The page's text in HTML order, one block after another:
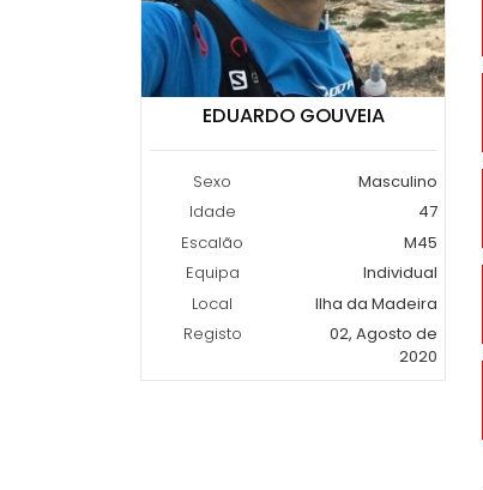
EDUARDO GOUVEIA
Sexo
Masculino
Idade
47
Escalão
M45
Equipa
Individual
Local
Ilha da Madeira
Registo
02, Agosto de
2020